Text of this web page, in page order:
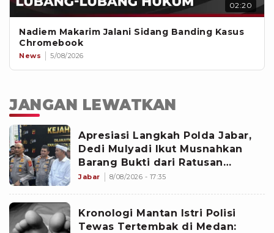
02:20
Nadiem Makarim Jalani Sidang Banding Kasus
Chromebook
News 5/08/2026
JANGAN LEWATKAN
Apresiasi Langkah Polda Jabar,
Dedi Mulyadi Ikut Musnahkan
Barang Bukti dari Ratusan
Kejahatan Jalanan
Jabar 8/08/2026 - 17:35
Kronologi Mantan Istri Polisi
Tewas Tertembak di Medan: